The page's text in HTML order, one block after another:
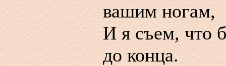
вашим ногам,
И я съем, что
до конца.